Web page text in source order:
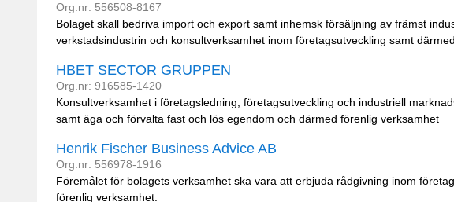
Org.nr: 556508-8167
Bolaget skall bedriva import och export samt inhemsk försäljning av främst
verkstadsindustrin och konsultverksamhet inom företagsutveckling samt därmed
HBET SECTOR GRUPPEN
Org.nr: 916585-1420
Konsultverksamhet i företagsledning, företagsutveckling och industriell
samt äga och förvalta fast och lös egendom och därmed förenlig verksamhet
Henrik Fischer Business Advice AB
Org.nr: 556978-1916
Föremålet för bolagets verksamhet ska vara att erbjuda rådgivning inom
förenlig verksamhet.